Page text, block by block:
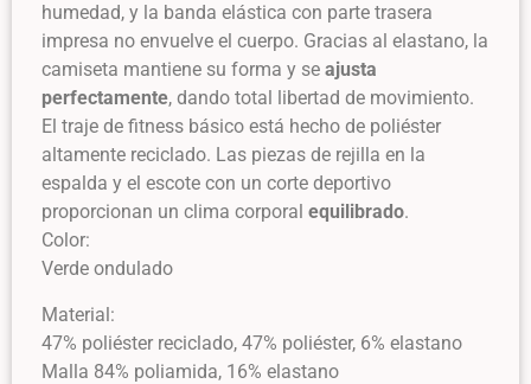
humedad, y la banda elástica con parte trasera
impresa no envuelve el cuerpo. Gracias al elastano, la
camiseta mantiene su forma y se ajusta
perfectamente, dando total libertad de movimiento.
El traje de fitness básico está hecho de poliéster
altamente reciclado. Las piezas de rejilla en la
espalda y el escote con un corte deportivo
proporcionan un clima corporal equilibrado.
Color:
Verde ondulado
Material:
47% poliéster reciclado, 47% poliéster, 6% elastano
Malla 84% poliamida, 16% elastano